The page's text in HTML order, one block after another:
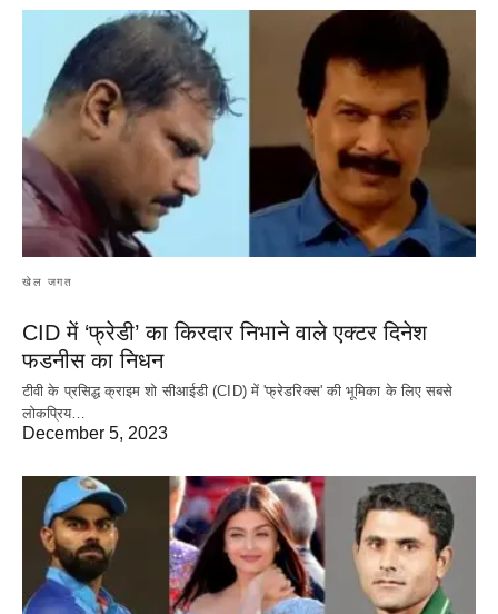
खेल जगत
CID में ‘फ्रेडी’ का किरदार निभाने वाले एक्टर दिनेश
फडनीस का निधन
टीवी के प्रसिद्ध क्राइम शो सीआईडी (CID) में 'फ्रेडरिक्स' की भूमिका के लिए सबसे
लोकप्रिय…
December 5, 2023